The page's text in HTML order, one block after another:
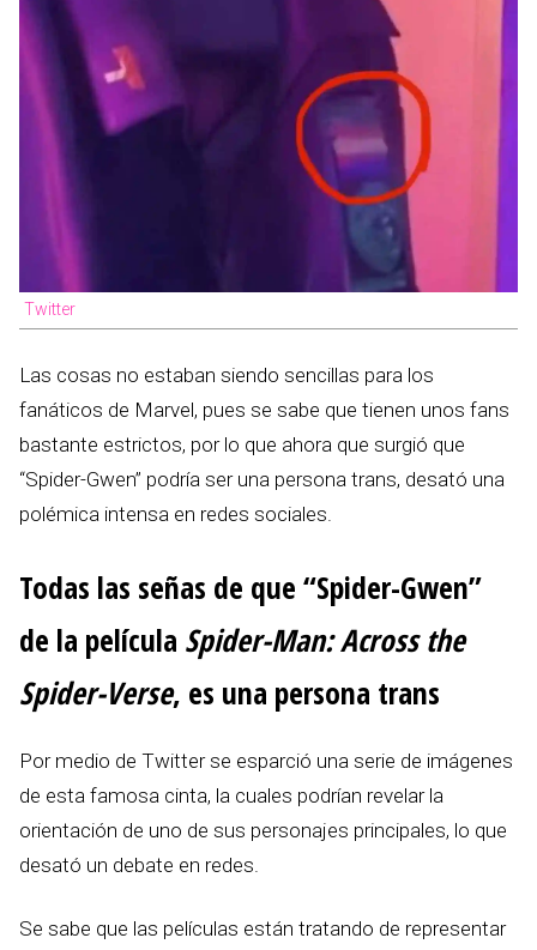
Twitter
Las cosas no estaban siendo sencillas para los
fanáticos de Marvel, pues se sabe que tienen unos fans
bastante estrictos, por lo que ahora que surgió que
“Spider-Gwen” podría ser una persona trans, desató una
polémica intensa en redes sociales.
Todas las señas de que “Spider-Gwen”
de la película Spider-Man: Across the
Spider-Verse, es una persona trans
Por medio de Twitter se esparció una serie de imágenes
de esta famosa cinta, la cuales podrían revelar la
orientación de uno de sus personajes principales, lo que
desató un debate en redes.
Se sabe que las películas están tratando de representar